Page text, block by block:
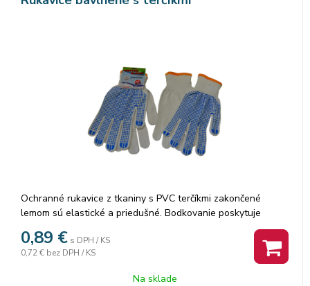
Ochranné rukavice z tkaniny s PVC terčíkmi zakončené
lemom sú elastické a priedušné. Bodkovanie poskytuje
0,89 € s DPH / KS
0,72 € bez DPH / KS
Na sklade